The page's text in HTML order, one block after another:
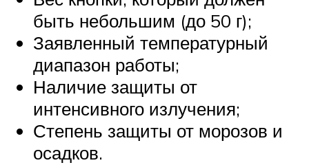
быть небольшим (до 50 г);
Заявленный температурный
диапазон работы;
Наличие защиты от
интенсивного излучения;
Степень защиты от морозов и
осадков.